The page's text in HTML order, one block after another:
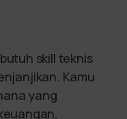
skill teknis
Kamu
yang